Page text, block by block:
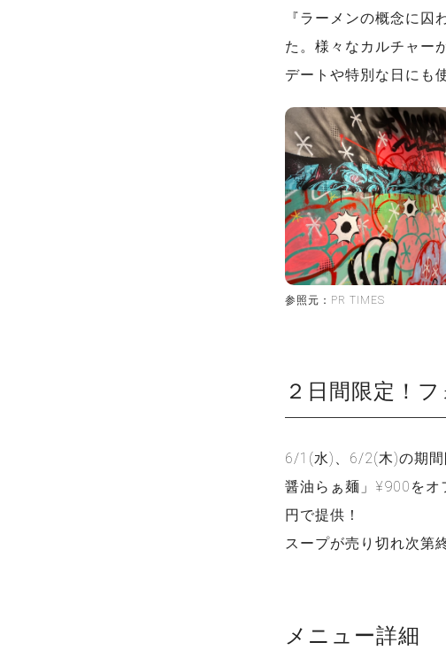
『ラーメンの概念に
た。様々なカルチャー
デートや特別な日にも
参照元：PR TIMES
２日間限定！
6/1(水)、6/2(木)の期
醤油らぁ麺」¥900をオ
円で提供！
スープが売り切れ次第
メニュー詳細